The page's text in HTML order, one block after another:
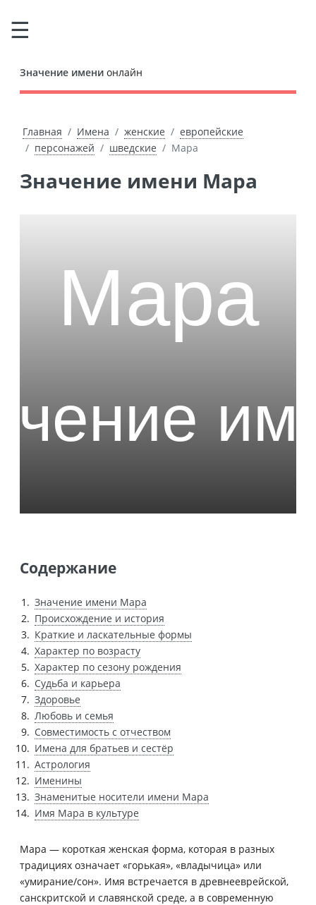
Значение имени онлайн
Главная Имена женские
европейские
персонажей
шведские Мара
Значение имени Мара
Содержание
Значение имени Мара
Происхождение и история
Краткие и ласкательные формы
Характер по возрасту
Характер по сезону рождения
Судьба и карьера
Здоровье
Любовь и семья
Совместимость с отчеством
Имена для братьев и сестёр
Астрология
Именины
Знаменитые носители имени Мара
Имя Мара в культуре
Мара — короткая женская форма, которая в разных
традициях означает «горькая», «владычица» или
«умирание/сон». Имя встречается в древнееврейской,
санскритской и славянской среде, а в современную